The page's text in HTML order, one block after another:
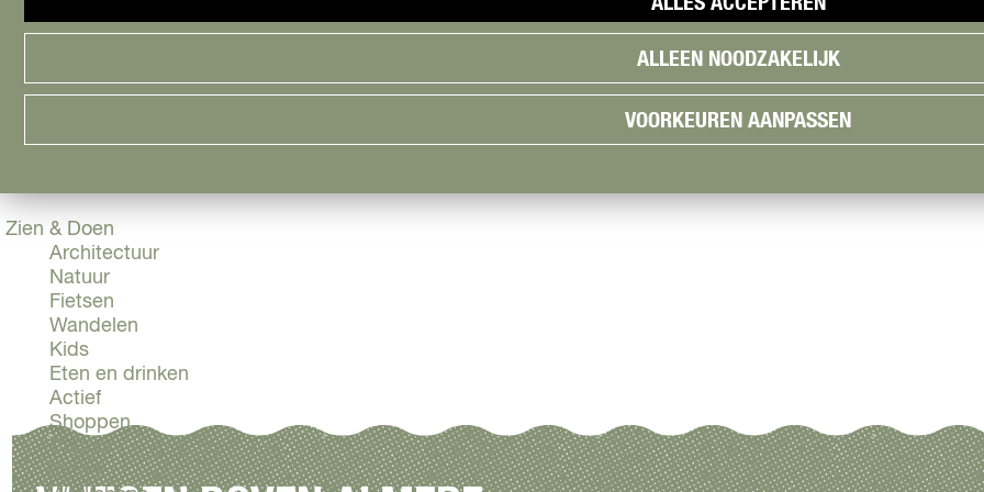
ALLEEN NOODZAKELIJK
VOORKEUREN AANPASSEN
Samen genieten
Urban en Architectuur
Zien & Doen
Architectuur
Natuur
Fietsen
Wandelen
Kids
Eten en drinken
Actief
Shoppen
Cultuur
Indoor